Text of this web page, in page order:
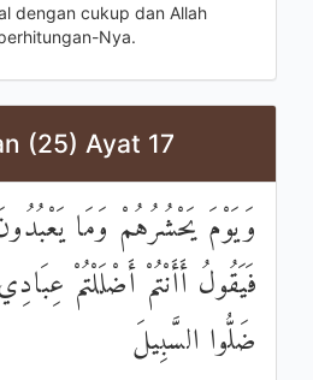
dengan cukup dan Allah
Nya.
(25) Ayat 17
وَيَوْمَ يَحْشُرُهُمْ وَمَا
فَيَقُولُ أَأَنْتُمْ أَضْلَلْتُمْ
ضَلُّوا السَّبِيلَ